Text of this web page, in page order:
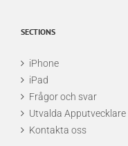
SECTIONS
iPhone
iPad
Frågor och svar
Utvalda Apputvecklare
Kontakta oss